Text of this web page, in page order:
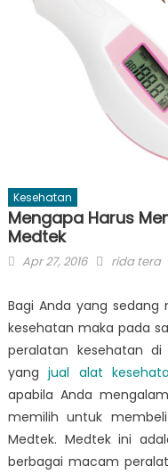
Kesehatan
Mengapa Harus
Medtek
Posted
Apr 27, 2016 Author
rida tera
Bagi Anda yang
kesehatan maka pada
peralatan kesehatan
yangjual alat
apabila Anda
memilih untuk
Medtek. Medtek ini
berbagai macam